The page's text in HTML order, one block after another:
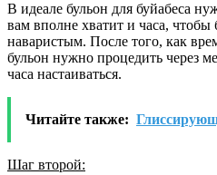
В идеале бульон для буйабеса
вам вполне хватит и часа, чтобы
наваристым. После того, как
бульон нужно процедить через
часа настаиваться.
Читайте также:
Шаг второй: